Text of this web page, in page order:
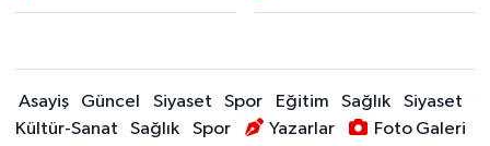
Asayiş Güncel Siyaset Spor Eğitim Sağlık
Siyaset
Kültür-Sanat
Sağlık Spor Yazarlar Foto Galeri